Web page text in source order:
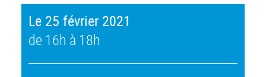
Le 25 février 2021
de 16h à 18h